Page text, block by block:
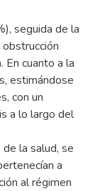
seguida de la
En cuanto a la
estimándose
con un
a lo largo del
la salud, se
a
al régimen